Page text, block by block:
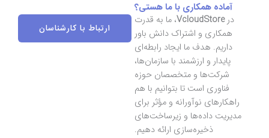
آماده همکاری با ما هستی؟
درVcloudStore، ما به قدرت
همکاری و اشتراک دانش باور
داریم. هدف ما ایجاد رابطه‌ای
پایدار و ارزشمند با سازمان‌ها،
شرکت‌ها و متخصصان حوزه
فناوری است تا بتوانیم با هم
راهکارهای نوآورانه و مؤثر برای
مدیریت داده‌ها و زیرساخت‌های
ذخیره‌سازی ارائه دهیم.
ارتباط با کارشناسان